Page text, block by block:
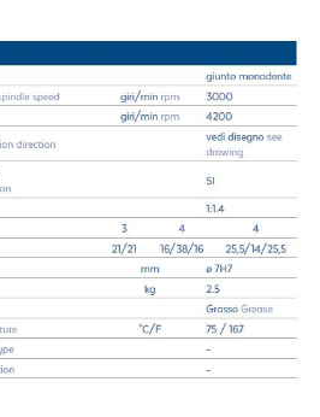
679/2016号通用数据保护条例
理个人数据。
照隐私政策处理我的个人数据。.
处理我的个人数据用于营销目